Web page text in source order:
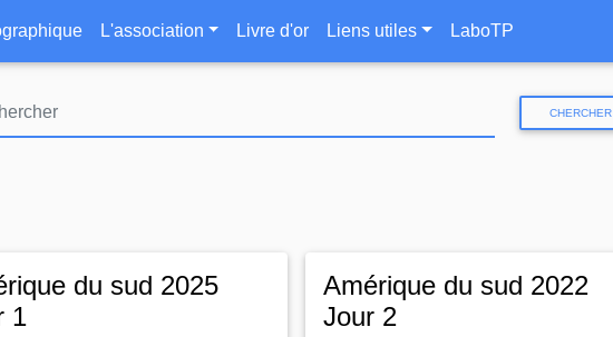
au
contenu
L'association Livre d'or Liens utiles LaboTP
CHERCHER
du sud 2025
1
Amérique du sud 2022
Jour 2